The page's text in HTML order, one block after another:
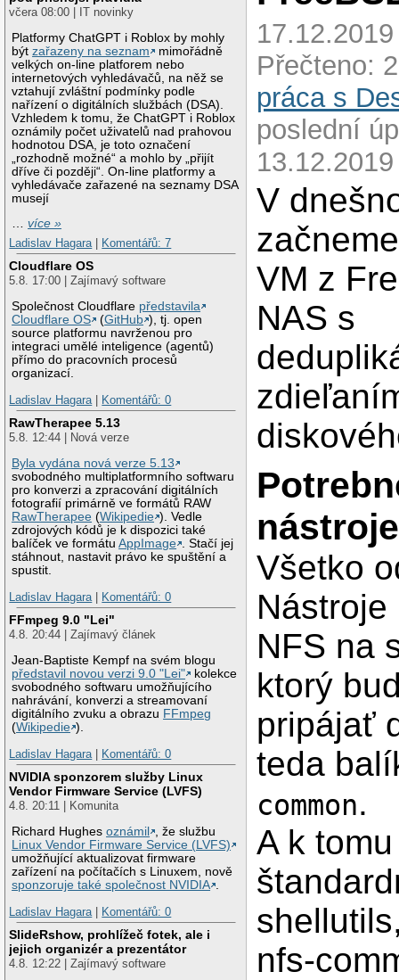
včera 08:00 | IT novinky
Platformy ChatGPT i Roblox by mohly
býtzařazeny na seznam
mimořádně
velkých on-line platforem nebo
internetových vyhledávačů, na něž se
vztahují zvláštní podmínky podle
nařízení o digitálních službách (DSA).
Vzhledem k tomu, že ChatGPT i Roblox
oznámily počet uživatelů nad prahovou
hodnotou DSA, je toto označení
„rozhodně možné“ a mohlo by „přijít
dříve či později“. On-line platformy a
vyhledávače zařazené na seznamy DSA
musejí
…více »
Ladislav Hagara
Komentářů: 7
Cloudflare OS
5.8. 17:00 | Zajímavý software
Společnost Cloudflare představila
Cloudflare OS
(GitHub ), tj. open
source platformu navrženou pro
integraci umělé inteligence (agentů)
přímo do pracovních procesů
organizací.
Ladislav Hagara
Komentářů: 0
RawTherapee 5.13
5.8. 12:44 | Nová verze
Byla vydána nová verze 5.13
svobodného multiplatformního softwaru
pro konverzi a zpracování digitálních
fotografií primárně ve formátů RAW
RawTherapee (Wikipedie ). Vedle
zdrojových kódů je k dispozici také
balíček ve formátuAppImage . Stačí jej
stáhnout, nastavit právo ke spuštění a
spustit.
Ladislav Hagara
Komentářů: 0
FFmpeg 9.0 "Lei"
4.8. 20:44 | Zajímavý článek
Jean-Baptiste Kempf na svém blogu
představil novou verzi 9.0 "Lei"
kolekce
svobodného softwaru umožňujícího
nahrávání, konverzi a streamovaní
digitálního zvuku a obrazu FFmpeg
(Wikipedie ).
Ladislav Hagara | Komentářů: 0
NVIDIA sponzorem služby Linux
Vendor Firmware Service (LVFS)
4.8. 20:11 | Komunita
Richard Hughesoznámil
, že službu
Linux Vendor Firmware Service (LVFS)
umožňující aktualizovat firmware
zařízení na počítačích s Linuxem, nově
sponzoruje také společnost NVIDIA .
Ladislav Hagara | Komentářů: 0
SlideRshow, prohlížeč fotek, ale i
jejich organizér a prezentátor
4.8. 12:22 | Zajímavý software
Přečteno:
práca s
poslední
V
VM z
NAS s
Všetko
NFS na
ktorý
pripájať
teda
common.
A k tomu
nfs-